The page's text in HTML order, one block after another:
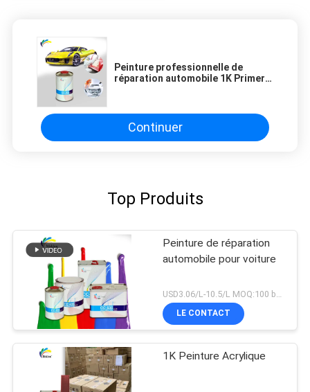
Peinture professionnelle de
réparation automobile 1K Primer
Continuer
Top Produits
Peinture de réparation
automobile pour voiture
USD3.06/L-10.5/L MOQ:100 boîtes
LE CONTACT
1K Peinture Acrylique